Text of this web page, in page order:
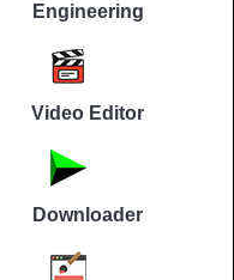
Engineering
Video Editor
Downloader